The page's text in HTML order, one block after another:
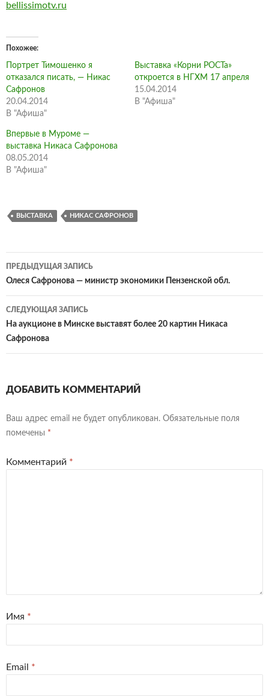
bellissimotv.ru
Похожее
Портрет Тимошенко я
отказался писать, — Никас
Сафронов
20.04.2014
В "Афиша"
Выставка «Корни РОСТа»
откроется в НГХМ 17 апреля
15.04.2014
В "Афиша"
Впервые в Муроме —
выставка Никаса Сафронова
08.05.2014
В "Афиша"
ВЫСТАВКА НИКАС САФРОНОВ
Навигация
по
записям
ПРЕДЫДУЩАЯ ЗАПИСЬ
Олеся Сафронова — министр экономики Пензенской обл.
СЛЕДУЮЩАЯ ЗАПИСЬ
На аукционе в Минске выставят более 20 картин Никаса
Сафронова
ДОБАВИТЬ КОММЕНТАРИЙ
Ваш адрес email не будет опубликован. Обязательные поля
помечены *
Комментарий *
Имя *
Email *